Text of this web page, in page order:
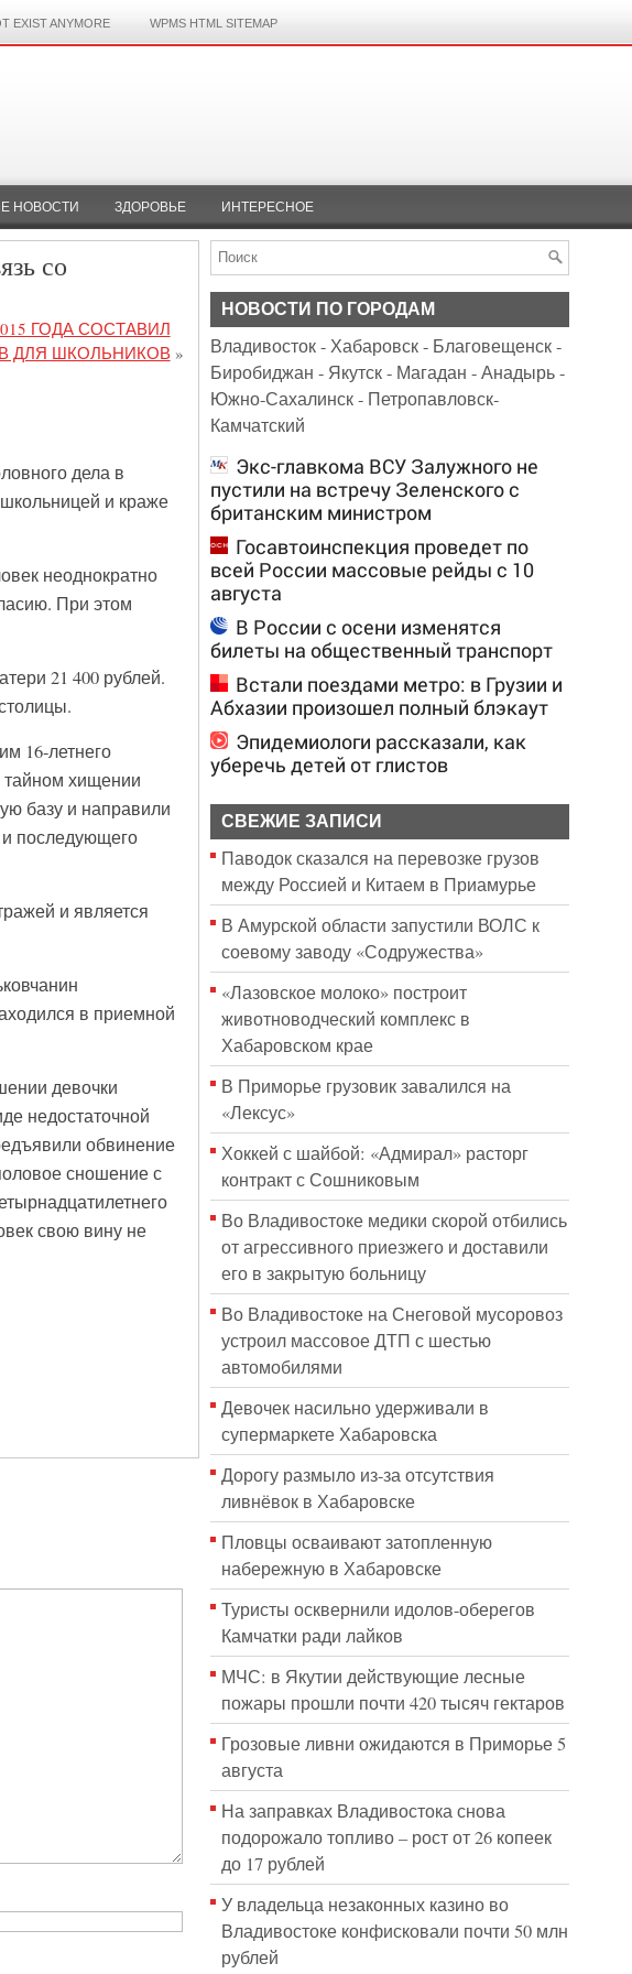
EXIST ANYMORE WPMS HTML SITEMAP
НОВОСТИ ЗДОРОВЬЕ ИНТЕРЕСНОЕ
со
ГОДА СОСТАВИЛ
ДЛЯ ШКОЛЬНИКОВ»
дела в
и краже
неоднократно
При этом
21 400 рублей.
16-летнего
тайном хищении
базу и направили
и последующего
и является
в приемной
девочки
недостаточной
обвинение
сношение с
свою вину не
НОВОСТИ ПО ГОРОДАМ
Владивосток-Хабаровск- Благовещенск-
Биробиджан - Якутск- Магадан -Анадырь-
Южно-Сахалинск- Петропавловск-
Камчатский
Экс-главкома ВСУ Залужного не
пустили на встречу Зеленского с
британским министром
Госавтоинспекция проведет по
всей России массовые рейды с 10
августа
В России с осени изменятся
билеты на общественный транспорт
Встали поездами метро: в Грузии и
Абхазии произошел полный блэкаут
Эпидемиологи рассказали, как
уберечь детей от глистов
СВЕЖИЕ ЗАПИСИ
Паводок сказался на перевозке грузов
между Россией и Китаем в Приамурье
В Амурской области запустили ВОЛС к
соевому заводу «Содружества»
«Лазовское молоко» построит
животноводческий комплекс в
Хабаровском крае
В Приморье грузовик завалился на
«Лексус»
Хоккей с шайбой: «Адмирал» расторг
контракт с Сошниковым
Во Владивостоке медики скорой отбились
от агрессивного приезжего и доставили
его в закрытую больницу
Во Владивостоке на Снеговой мусоровоз
устроил массовое ДТП с шестью
автомобилями
Девочек насильно удерживали в
супермаркете Хабаровска
Дорогу размыло из-за отсутствия
ливнёвок в Хабаровске
Пловцы осваивают затопленную
набережную в Хабаровске
Туристы осквернили идолов-оберегов
Камчатки ради лайков
МЧС: в Якутии действующие лесные
пожары прошли почти 420 тысяч гектаров
Грозовые ливни ожидаются в Приморье 5
августа
На заправках Владивостока снова
подорожало топливо – рост от 26 копеек
до 17 рублей
У владельца незаконных казино во
Владивостоке конфисковали почти 50 млн
рублей